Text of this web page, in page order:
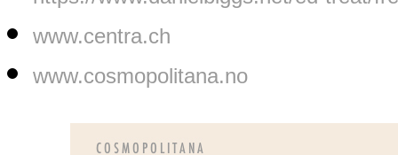
www.centra.ch
www.cosmopolitana.no